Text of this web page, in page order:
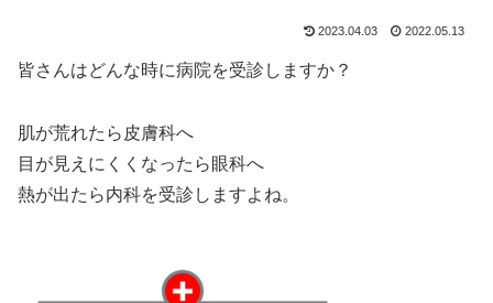
2023.04.03 2022.05.13
皆さんはどんな時に病院を受診しますか？
肌が荒れたら皮膚科へ
目が見えにくくなったら眼科へ
熱が出たら内科を受診しますよね。